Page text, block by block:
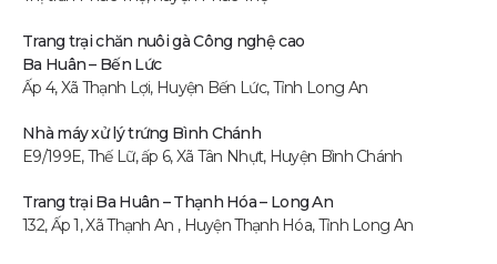
Trang trại chăn nuôi gà Công nghệ cao
Ba Huân – Bến Lức
Ấp 4, Xã Thạnh Lợi, Huyện Bến Lức, Tỉnh Long An
Nhà máy xử lý trứng Bình Chánh
E9/199E, Thế Lữ, ấp 6, Xã Tân Nhựt, Huyện Bình Chánh
Trang trại Ba Huân – Thạnh Hóa – Long An
132, Ấp 1, Xã Thạnh An , Huyện Thạnh Hóa, Tỉnh Long An